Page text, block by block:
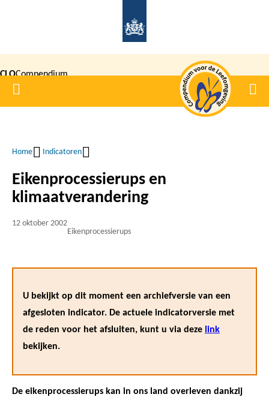
inhoud
gaan
CLOCompendium
voor de
Home
Kruimelpad
Home Indicatoren
Eikenprocessierups en
klimaatverandering
12 oktober 2002
Eikenprocessierups
U bekijkt op dit moment een archiefversie van een
afgesloten indicator. De actuele indicatorversie met
de reden voor het afsluiten, kunt u via deze link
bekijken.
De eikenprocessierups kan in ons land overleven dankzij